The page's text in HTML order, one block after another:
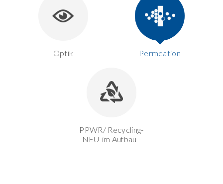
Optik Permeation
PPWR/ Recycling-
NEU-im Aufbau -